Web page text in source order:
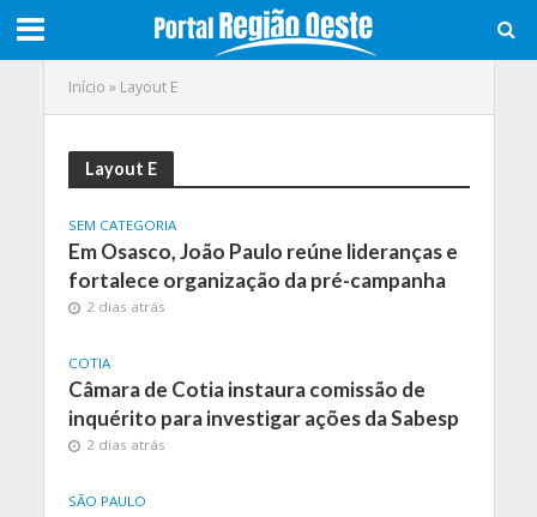
Início » Layout E
Layout E
SEM CATEGORIA
Em Osasco, João Paulo reúne lideranças e
fortalece organização da pré-campanha
2 dias atrás
COTIA
Câmara de Cotia instaura comissão de
inquérito para investigar ações da Sabesp
2 dias atrás
SÃO PAULO